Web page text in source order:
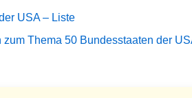
USA – Liste
zum Thema 50 Bundesstaaten der